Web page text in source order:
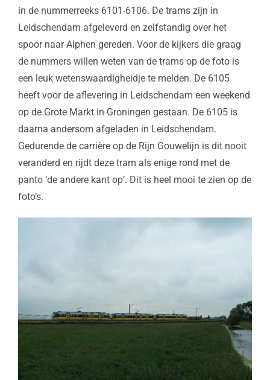
in de nummerreeks 6101-6106. De trams zijn in
Leidschendam afgeleverd en zelfstandig over het
spoor naar Alphen gereden. Voor de kijkers die graag
de nummers willen weten van de trams op de foto is
een leuk wetenswaardigheidje te melden. De 6105
heeft voor de aflevering in Leidschendam een weekend
op de Grote Markt in Groningen gestaan. De 6105 is
daarna andersom afgeladen in Leidschendam.
Gedurende de carrière op de Rijn Gouwelijn is dit nooit
veranderd en rijdt deze tram als enige rond met de
panto ‘de andere kant op’. Dit is heel mooi te zien op de
foto’s.